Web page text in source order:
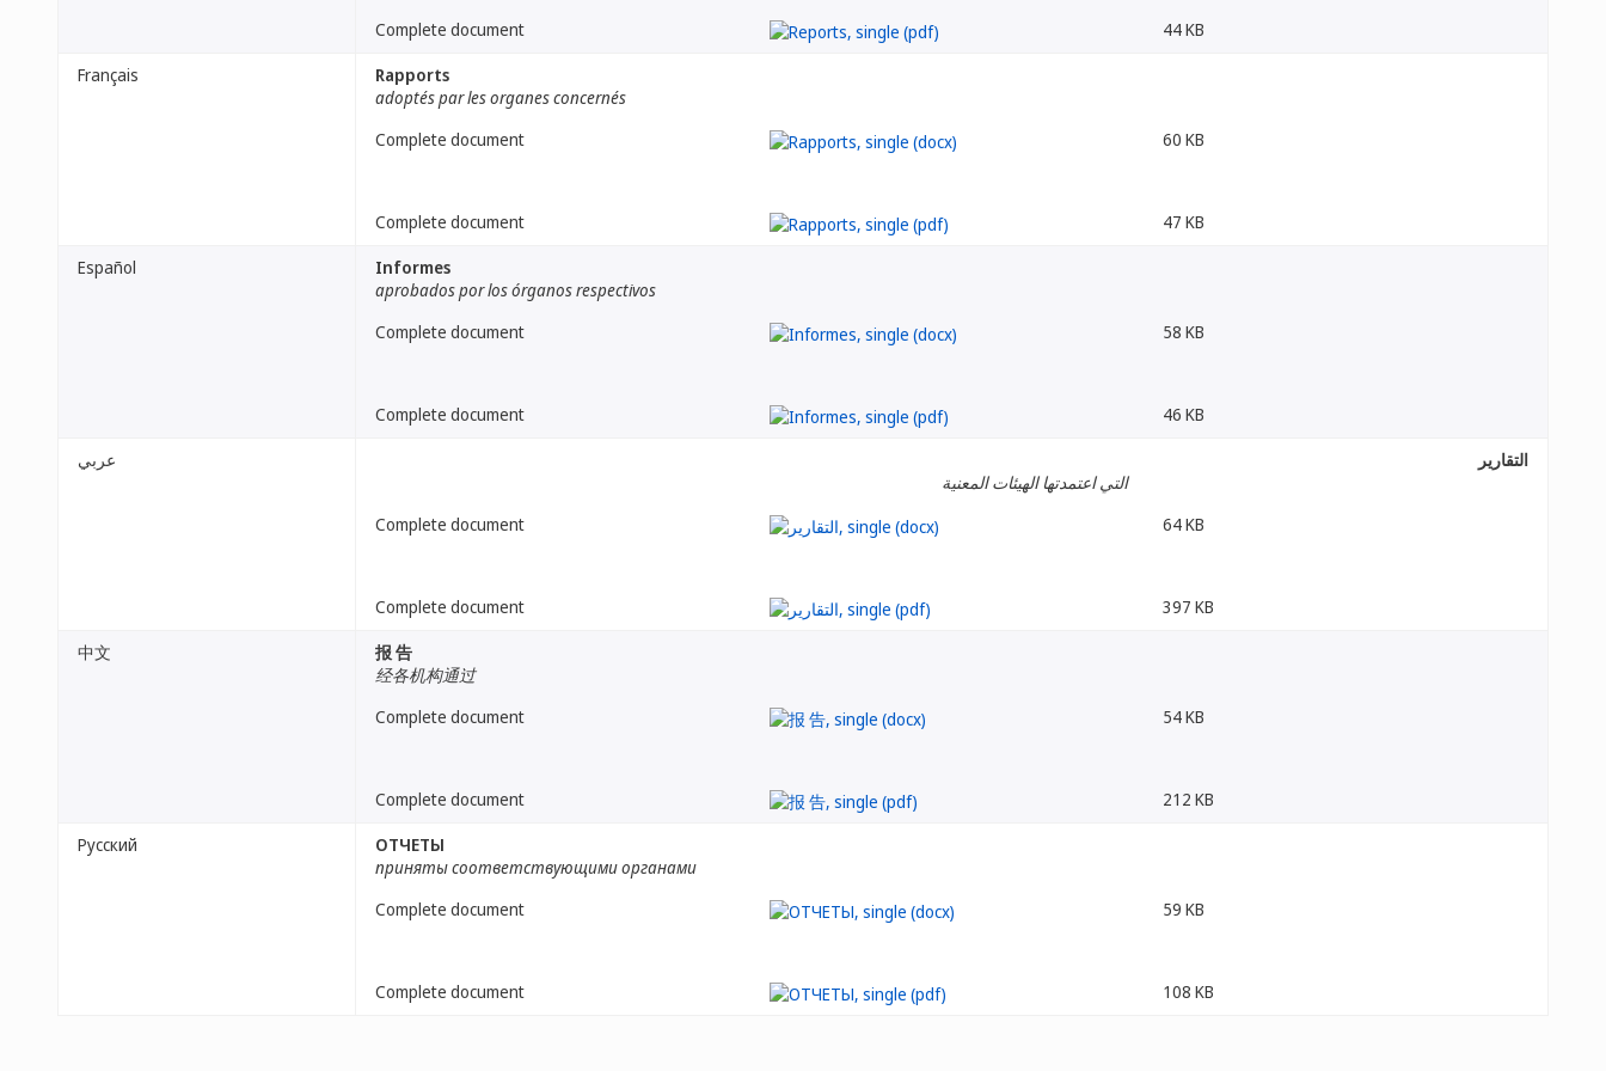
Complete document 44 KB
Français
Rapports
adoptés par les organes concernés
Complete document
60 KB
Complete document 47 KB
Español
Informes
aprobados por los órganos respectivos
Complete document
58 KB
Complete document 46 KB
عربي
التقارير
التي اعتمدتها الهيئات المعنية
Complete document
64 KB
Complete document 397 KB
中文
报 告
经各机构通过
Complete document
54 KB
Complete document 212 KB
Русский
ОТЧЕТЫ
приняты соответствующими органами
Complete document
59 KB
Complete document 108 KB